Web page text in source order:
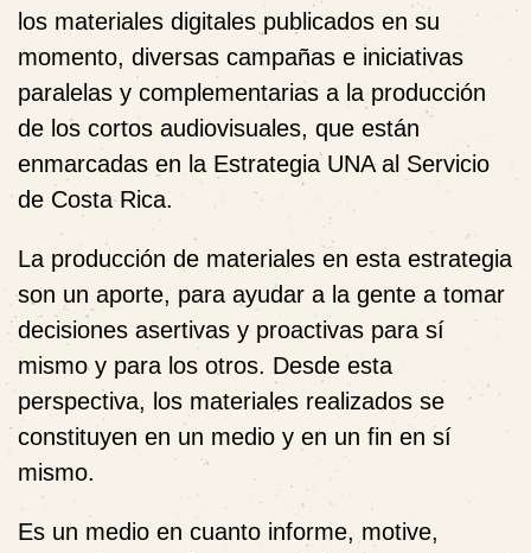
los materiales digitales publicados en su
momento, diversas campañas e iniciativas
paralelas y complementarias a la producción
de los cortos audiovisuales, que están
enmarcadas en la Estrategia UNA al Servicio
de Costa Rica.
La producción de materiales en esta estrategia
son un aporte, para ayudar a la gente a tomar
decisiones asertivas y proactivas para sí
mismo y para los otros. Desde esta
perspectiva, los materiales realizados se
constituyen en un medio y en un fin en sí
mismo.
Es un medio en cuanto informe, motive,